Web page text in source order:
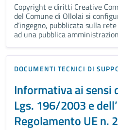
Copyright e diritti Creative
del Comune di Ollolai si
d’ingegno, pubblicata sulla
ad una pubblica
DOCUMENTI TECNICI DI
Informativa ai sensi
Lgs. 196/2003 e
Regolamento UE n.